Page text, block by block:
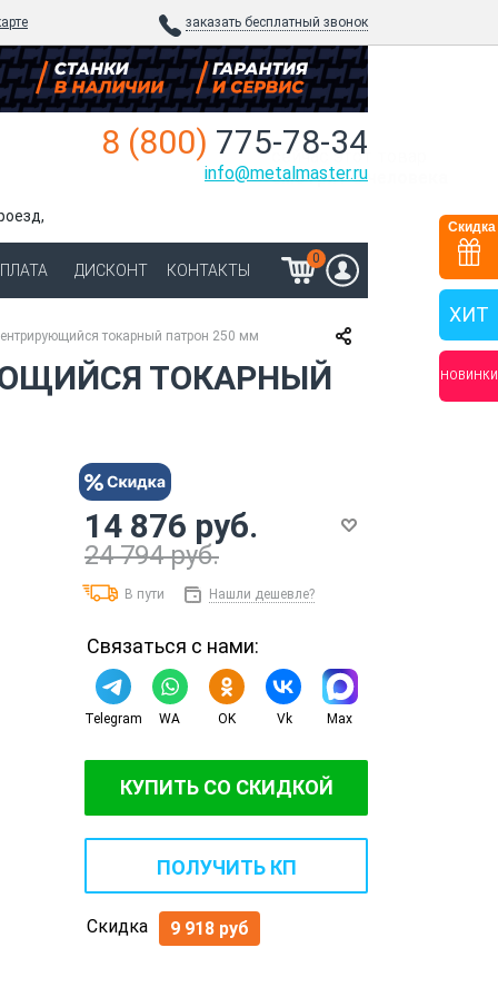
заказать бесплатный звонок
8 (800) 775-78-34
info@metalmaster.ru
ДИСКОНТ КОНТАКТЫ
0
токарный патрон 250 мм
ТОКАРНЫЙ
сейчас
этот товар
смотрят 3 человека
14 876 руб.
24 794 руб.
В пути Нашли дешевле?
Связаться с нами:
Telegram WA OK Vk Max
КУПИТЬ СО СКИДКОЙ
ПОЛУЧИТЬ КП
Скидка 9 918 руб
Скидка
ХИТ
НОВИНКИ